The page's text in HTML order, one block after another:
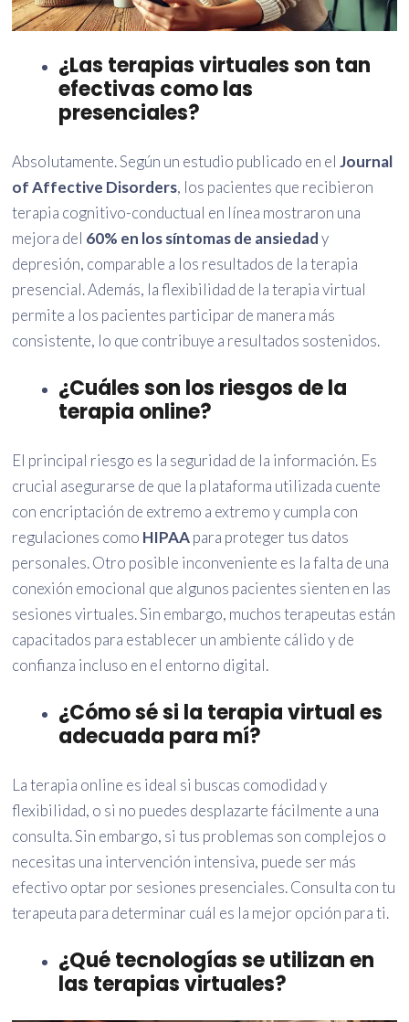
¿Las terapias virtuales son tan
efectivas como las
presenciales?
Absolutamente. Según un estudio publicado en el Journal
of Affective Disorders, los pacientes que recibieron
terapia cognitivo-conductual en línea mostraron una
mejora del 60% en los síntomas de ansiedady
depresión, comparable a los resultados de la terapia
presencial. Además, la flexibilidad de la terapia virtual
permite a los pacientes participar de manera más
consistente, lo que contribuye a resultados sostenidos.
¿Cuáles son los riesgos de la
terapia online?
El principal riesgo es la seguridad de la información. Es
crucial asegurarse de que la plataforma utilizada cuente
con encriptación de extremo a extremo y cumpla con
regulaciones como HIPAApara proteger tus datos
personales. Otro posible inconveniente es la falta de una
conexión emocional que algunos pacientes sienten en las
sesiones virtuales. Sin embargo, muchos terapeutas están
capacitados para establecer un ambiente cálido y de
confianza incluso en el entorno digital.
¿Cómo sé si la terapia virtual es
adecuada para mí?
La terapia online es ideal si buscas comodidad y
flexibilidad, o si no puedes desplazarte fácilmente a una
consulta. Sin embargo, si tus problemas son complejos o
necesitas una intervención intensiva, puede ser más
efectivo optar por sesiones presenciales. Consulta con tu
terapeuta para determinar cuál es la mejor opción para ti.
¿Qué tecnologías se utilizan en
las terapias virtuales?